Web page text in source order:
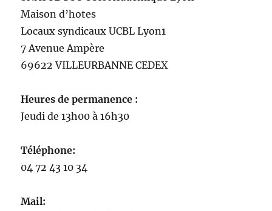
Maison d’hotes
Locaux syndicaux UCBL Lyon1
7 Avenue Ampère
69622 VILLEURBANNE CEDEX
Heures de permanence :
Jeudi de 13h00 à 16h30
Téléphone:
04 72 43 10 34
Mail: